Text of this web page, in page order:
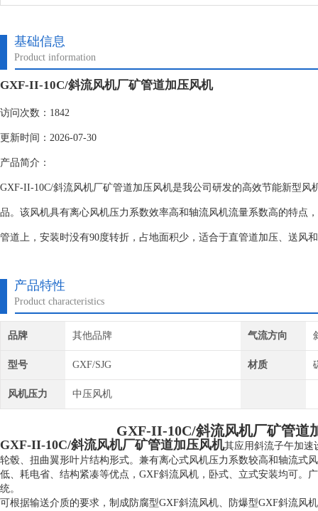
基础信息
Product information
GXF-II-10C/斜流风机厂矿管道加压风机
访问次数：1842
更新时间：2026-07-30
产品简介：
GXF-II-10C/斜流风机厂矿管道加压风机是我公司研发的高效节能新型风
品。该风机具有离心风机压力系数效率高和轴流风机流量系数高的特点
管道上，安装时没有90度转折，占地面积少，适合于直管道加压、送风
产品特性
Product characteristics
品牌 其他品牌 气流方向
型号 GXF/SJG 材质
风机压力 中压风机
GXF-II-10C/斜流风机厂矿管道
GXF-II-10C/斜流风机厂矿管道加压风机其应用斜流子午加速
轮毂、扭曲翼形叶片结构形式。兼有离心式风机压力系数较高和轴流式
低、耗电省、结构紧凑等优点，GXF斜流风机，卧式、立式安装均可。
统。
可根据输送介质的要求，制成防腐型GXF斜流风机、防爆型GXF斜流风